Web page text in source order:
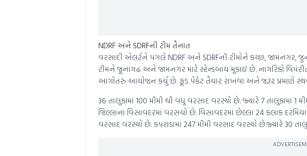
NDRF અને SDRFની ટીમ તૈનાત
વરસાદી એલર્ટને પગલે NDRF અને SDRFની ટીમોને કચ્છ, જામનગર,
ટીમને જૂનાગઢ અને જામનગર માટે સ્ટેન્ડબાય મૂકાઇ છે. નાગરિકો
આગોતરું આયોજન કર્યું છે. ફૂડ પેકેટ તૈયાર રાખવા અને જરૂર પ્રમાણે
36 તાલુકામાં 100 મીમી થી વધુ વરસાદ વરસ્યો છે. જ્યારે 7 તાલુકામાં
જિલ્લાના વિસાવદરમાં વરસયો છે. વિસાવદરમાં છેલ્લા 24 કલાક
વરસાદ વરસ્યો છે. કપરાડામાં 247 મીમી વરસાદ વરસ્યો છે.જ્યારે 30